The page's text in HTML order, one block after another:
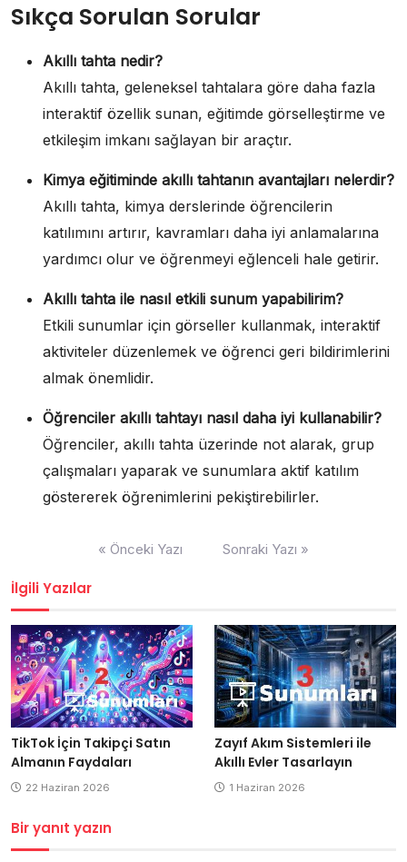
Sıkça Sorulan Sorular
Akıllı tahta nedir?
Akıllı tahta, geleneksel tahtalara göre daha fazla
interaktif özellik sunan, eğitimde görselleştirme ve
etkileşim imkanı sağlayan bir araçtır.
Kimya eğitiminde akıllı tahtanın avantajları nelerdir?
Akıllı tahta, kimya derslerinde öğrencilerin
katılımını artırır, kavramları daha iyi anlamalarına
yardımcı olur ve öğrenmeyi eğlenceli hale getirir.
Akıllı tahta ile nasıl etkili sunum yapabilirim?
Etkili sunumlar için görseller kullanmak, interaktif
aktiviteler düzenlemek ve öğrenci geri bildirimlerini
almak önemlidir.
Öğrenciler akıllı tahtayı nasıl daha iyi kullanabilir?
Öğrenciler, akıllı tahta üzerinde not alarak, grup
çalışmaları yaparak ve sunumlara aktif katılım
göstererek öğrenimlerini pekiştirebilirler.
« Önceki Yazı Sonraki Yazı »
İlgili Yazılar
TikTok İçin Takipçi Satın
Almanın Faydaları
22 Haziran 2026
Zayıf Akım Sistemleri ile
Akıllı Evler Tasarlayın
1 Haziran 2026
Bir yanıt yazın